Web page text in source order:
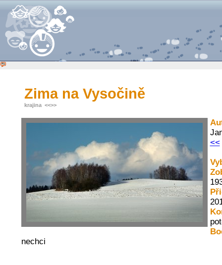
Zima na Vysočině
krajina <<>>
<<
nechci